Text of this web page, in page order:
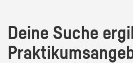
Deine Suche